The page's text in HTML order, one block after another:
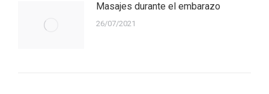
Masajes durante el embarazo
26/07/2021